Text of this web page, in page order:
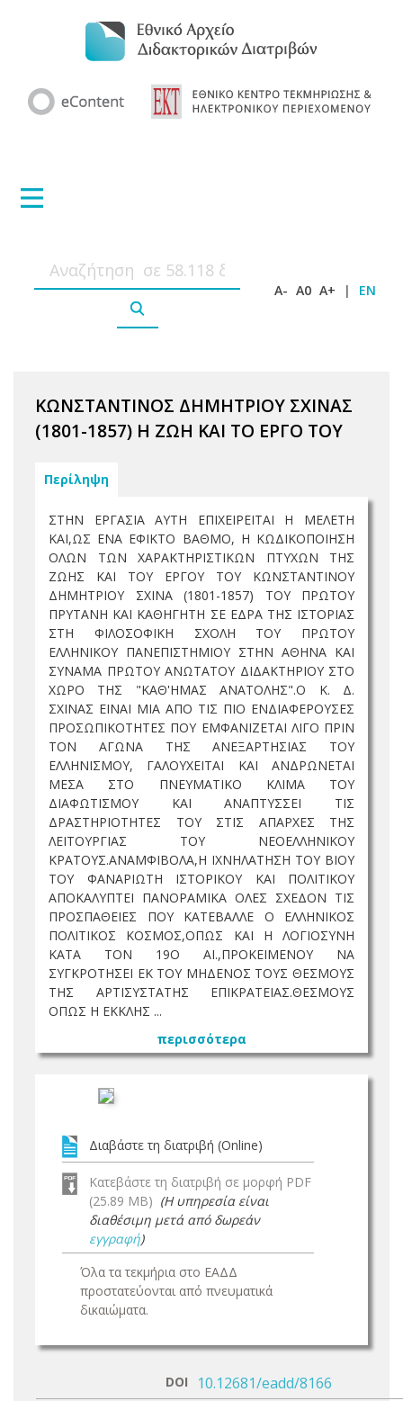
A- A0 A+ | EN
ΚΩΝΣΤΑΝΤΙΝΟΣ ΔΗΜΗΤΡΙΟΥ ΣΧΙΝΑΣ
(1801-1857) Η ΖΩΗ ΚΑΙ ΤΟ ΕΡΓΟ ΤΟΥ
Περίληψη
ΣΤΗΝ ΕΡΓΑΣΙΑ ΑΥΤΗ ΕΠΙΧΕΙΡΕΙΤΑΙ Η ΜΕΛΕΤΗ
ΚΑΙ,ΩΣ ΕΝΑ ΕΦΙΚΤΟ ΒΑΘΜΟ, Η ΚΩΔΙΚΟΠΟΙΗΣΗ
ΟΛΩΝ ΤΩΝ ΧΑΡΑΚΤΗΡΙΣΤΙΚΩΝ ΠΤΥΧΩΝ ΤΗΣ
ΖΩΗΣ ΚΑΙ ΤΟΥ ΕΡΓΟΥ ΤΟΥ ΚΩΝΣΤΑΝΤΙΝΟΥ
ΔΗΜΗΤΡΙΟΥ ΣΧΙΝΑ (1801-1857) ΤΟΥ ΠΡΩΤΟΥ
ΠΡΥΤΑΝΗ ΚΑΙ ΚΑΘΗΓΗΤΗ ΣΕ ΕΔΡΑ ΤΗΣ ΙΣΤΟΡΙΑΣ
ΣΤΗ ΦΙΛΟΣΟΦΙΚΗ ΣΧΟΛΗ ΤΟΥ ΠΡΩΤΟΥ
ΕΛΛΗΝΙΚΟΥ ΠΑΝΕΠΙΣΤΗΜΙΟΥ ΣΤΗΝ ΑΘΗΝΑ ΚΑΙ
ΣΥΝΑΜΑ ΠΡΩΤΟΥ ΑΝΩΤΑΤΟΥ ΔΙΔΑΚΤΗΡΙΟΥ ΣΤΟ
ΧΩΡΟ ΤΗΣ "ΚΑΘ'ΗΜΑΣ ΑΝΑΤΟΛΗΣ".Ο Κ. Δ.
ΣΧΙΝΑΣ ΕΙΝΑΙ ΜΙΑ ΑΠΟ ΤΙΣ ΠΙΟ ΕΝΔΙΑΦΕΡΟΥΣΕΣ
ΠΡΟΣΩΠΙΚΟΤΗΤΕΣ ΠΟΥ ΕΜΦΑΝΙΖΕΤΑΙ ΛΙΓΟ ΠΡΙΝ
ΤΟΝ ΑΓΩΝΑ ΤΗΣ ΑΝΕΞΑΡΤΗΣΙΑΣ ΤΟΥ
ΕΛΛΗΝΙΣΜΟΥ, ΓΑΛΟΥΧΕΙΤΑΙ ΚΑΙ ΑΝΔΡΩΝΕΤΑΙ
ΜΕΣΑ ΣΤΟ ΠΝΕΥΜΑΤΙΚΟ ΚΛΙΜΑ ΤΟΥ
ΔΙΑΦΩΤΙΣΜΟΥ ΚΑΙ ΑΝΑΠΤΥΣΣΕΙ ΤΙΣ
ΔΡΑΣΤΗΡΙΟΤΗΤΕΣ ΤΟΥ ΣΤΙΣ ΑΠΑΡΧΕΣ ΤΗΣ
ΛΕΙΤΟΥΡΓΙΑΣ ΤΟΥ ΝΕΟΕΛΛΗΝΙΚΟΥ
ΚΡΑΤΟΥΣ.ΑΝΑΜΦΙΒΟΛΑ,Η ΙΧΝΗΛΑΤΗΣΗ ΤΟΥ ΒΙΟΥ
ΤΟΥ ΦΑΝΑΡΙΩΤΗ ΙΣΤΟΡΙΚΟΥ ΚΑΙ ΠΟΛΙΤΙΚΟΥ
ΑΠΟΚΑΛΥΠΤΕΙ ΠΑΝΟΡΑΜΙΚΑ ΟΛΕΣ ΣΧΕΔΟΝ ΤΙΣ
ΠΡΟΣΠΑΘΕΙΕΣ ΠΟΥ ΚΑΤΕΒΑΛΛΕ Ο ΕΛΛΗΝΙΚΟΣ
ΠΟΛΙΤΙΚΟΣ ΚΟΣΜΟΣ,ΟΠΩΣ ΚΑΙ Η ΛΟΓΙΟΣΥΝΗ
ΚΑΤΑ ΤΟΝ 19Ο ΑΙ.,ΠΡΟΚΕΙΜΕΝΟΥ ΝΑ
ΣΥΓΚΡΟΤΗΣΕΙ ΕΚ ΤΟΥ ΜΗΔΕΝΟΣ ΤΟΥΣ ΘΕΣΜΟΥΣ
ΤΗΣ ΑΡΤΙΣΥΣΤΑΤΗΣ ΕΠΙΚΡΑΤΕΙΑΣ.ΘΕΣΜΟΥΣ
ΟΠΩΣ Η ΕΚΚΛΗΣ ...
περισσότερα
Διαβάστε τη διατριβή (Online)
Κατεβάστε τη διατριβή σε μορφή PDF
(25.89 MB) (Η υπηρεσία είναι
διαθέσιμη μετά από δωρεάν
εγγραφή)
Όλα τα τεκμήρια στο ΕΑΔΔ
προστατεύονται από πνευματικά
δικαιώματα.
DOI 10.12681/eadd/8166